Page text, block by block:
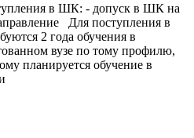
в ШК: - допуск в ШК на
Для поступления в
2 года обучения в
вузе по тому профилю,
планируется обучение в